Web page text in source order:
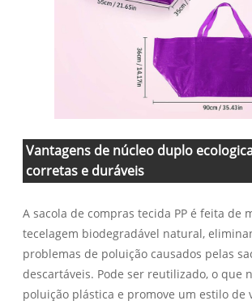
Vantagens de núcleo duplo
corretas e duráveis
A sacola de compras tecida PP é feita de
tecelagem biodegradável natural,
problemas de poluição causados ​​pelas
descartáveis. Pode ser reutilizado, o que
poluição plástica e promove um estilo de